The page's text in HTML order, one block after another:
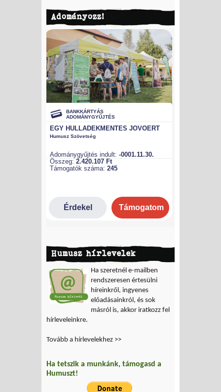
Adományozz!
Humusz hírlevelek
Ha szeretnél e-mailben
rendszeresen értesülni
híreinkről, ingyenes
előadásainkról, és sok
másról is, akkor iratkozz fel
hírleveleinkre.
Tovább a hírlevelekhez >>
Ha tetszik a munkánk, támogasd a
Humuszt!